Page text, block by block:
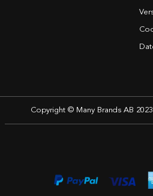
Copyright © Many Brands AB